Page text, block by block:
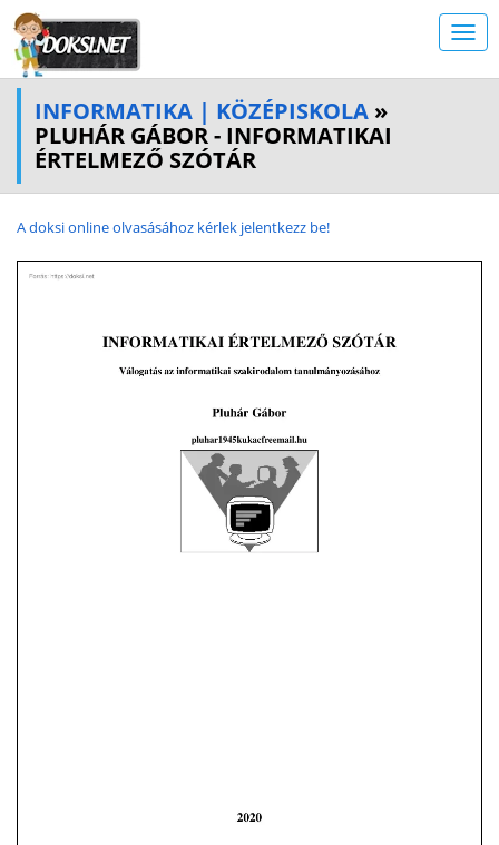
INFORMATIKA | KÖZÉPISKOLA »
PLUHÁR GÁBOR - INFORMATIKAI
ÉRTELMEZŐ SZÓTÁR
A doksi online olvasásához kérlek jelentkezz be!